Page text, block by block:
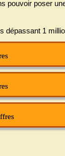
pouvoir poser
dépassant 1